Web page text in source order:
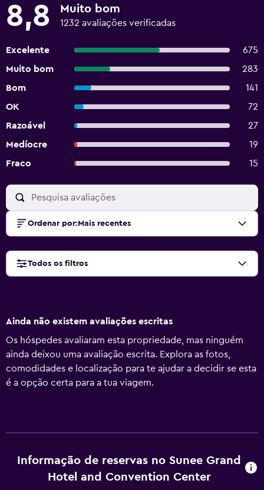
8,8 Muito bom
1232 avaliações verificadas
Excelente
675
Muito bom
283
Bom
141
OK
72
Razoável
27
Medíocre
19
Fraco
15
Ordenar por: Mais recentes
Todos os filtros
Ainda não existem avaliações escritas
Os hóspedes avaliaram esta propriedade, mas ninguém
ainda deixou uma avaliação escrita. Explora as fotos,
comodidades e localização para te ajudar a decidir se esta
é a opção certa para a tua viagem.
Informação de reservas no Sunee Grand
Hotel and Convention Center